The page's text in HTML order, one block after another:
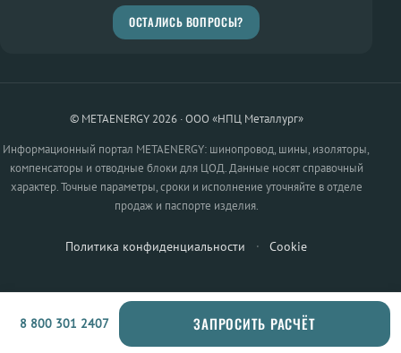
ОСТАЛИСЬ ВОПРОСЫ?
© METAENERGY 2026 · ООО «НПЦ Металлург»
Информационный портал METAENERGY: шинопровод, шины, изоляторы,
компенсаторы и отводные блоки для ЦОД. Данные носят справочный
характер. Точные параметры, сроки и исполнение уточняйте в отделе
продаж и паспорте изделия.
Политика конфиденциальности · Cookie
8 800 301 2407 ЗАПРОСИТЬ РАСЧЁТ